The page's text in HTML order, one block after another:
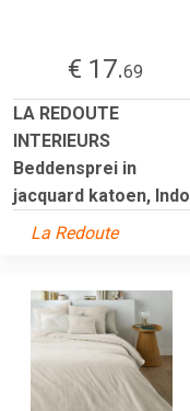
€ 17.69
LA REDOUTE
INTERIEURS
Beddensprei in
jacquard katoen, Indo
La Redoute